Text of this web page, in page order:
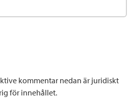
kommentar nedan är juridiskt
för innehållet.